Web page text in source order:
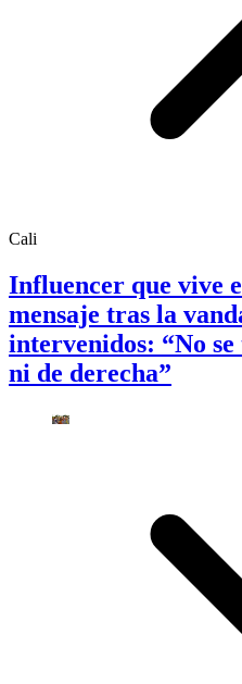
Cali
Influencer que vive
mensaje tras la
intervenidos: “No
ni de derecha”